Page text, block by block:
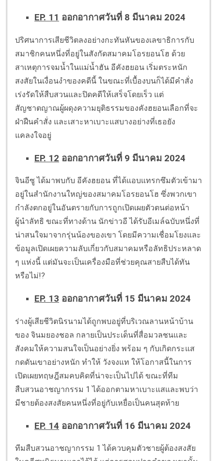
EP. 11 ออกอากาศวันที่ 8 มีนาคม 2024
ปริศนาการเสียชีวิตลงอย่างกะทันหันของเลขาธิการกับ
สมาชิกคนหนึ่งที่อยู่ในสังกัดสมาคมโอรยอนโฮ ด้วย
สาเหตุการจมน้ำในแม่น้ำฮัน อีคังฮยอน เริ่มตระหนัก
สงสัยในเงื่อนงำของคดีนี้ ในขณะที่เบื้องบนก็ได้มีคำสั่ง
เร่งรัดให้สืบสวนและปิดคดีให้เสร็จโดยเร็ว แต่
สัญชาตญาณผู้ผดุงความยุติธรรมของคังฮยอนเลือกที่จะ
ฝ่าฝืนคำสั่ง และเสาะหาเบาะแสบางอย่างที่เธอยัง
แคลงใจอยู่
EP. 12 ออกอากาศวันที่ 9 มีนาคม 2024
จินอีซู ได้มาพบกับ อีคังฮยอน ที่ได้แอบแทรกซึมตัวเข้ามา
อยู่ในสำนักงานใหญ่ของสมาคมโอรยอนโฮ ซึ่งพวกเขา
กำลังตกอยู่ในอันตรายกับการถูกเปิดเผยตัวตนต่อหน้า
ผู้นำลัทธิ ขณะที่ทางด้าน นักข่าวอี ได้รับอีเมล์ฉบับหนึ่งที่
น่าสนใจมาจากรุ่นน้องของเขา โดยมีความเชื่อมโยงและ
ข้อมูลเปิดเผยความลับเกี่ยวกับสมาคมหรือลัทธิประหลาด
ๆ แห่งนี้ แต่มันจะเป็นเครื่องมือที่ช่วยคุณสายสืบได้ทัน
หรือไม่!?
EP. 13 ออกอากาศวันที่ 15 มีนาคม 2024
ร่างผู้เสียชีวิตนิรนามได้ถูกพบอยู่ที่บริเวณลานหน้าบ้าน
ของ จินมยองชอล กลายเป็นประเด็นที่สื่อมวลชนและ
สังคมให้ความสนใจเป็นอย่างยิ่ง พร้อม ๆ กับเกิดกระแส
กดดันเขาอย่างหนัก ทำให้ วังจงแท ให้โอกาสนี้ในการ
เปิดเผยทฤษฎีสมคบคิดที่น่าจะเป็นไปได้ ขณะที่ทีม
สืบสวนอาชญากรรม 1 ได้ออกตามหาเบาะแสและพบว่า
มีชายต้องสงสัยคนหนึ่งที่อยู่กับเหยื่อเป็นคนสุดท้าย
EP. 14 ออกอากาศวันที่ 16 มีนาคม 2024
ทีมสืบสวนอาชญากรรม 1 ได้ควบคุมตัวชายผู้ต้องสงสัย